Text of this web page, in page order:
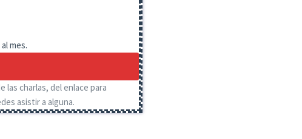
mes.
las charlas, del enlace para
asistir a alguna.